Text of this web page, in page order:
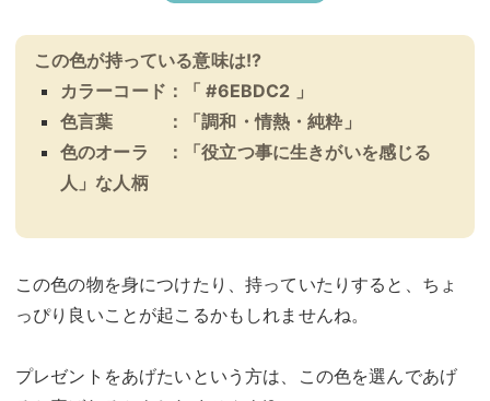
この色が持っている意味は!?
カラーコード：「 #6EBDC2 」
色言葉 ：「調和・情熱・純粋」
色のオーラ ：「役立つ事に生きがいを感じる
人」な人柄
この色の物を身につけたり、持っていたりすると、ちょ
っぴり良いことが起こるかもしれませんね。
プレゼントをあげたいという方は、この色を選んであげ